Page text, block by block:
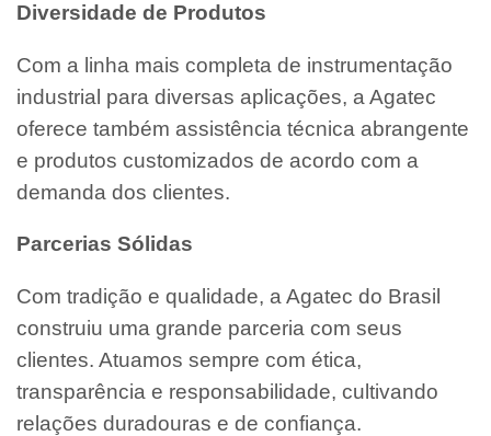
Diversidade de Produtos
Com a linha mais completa de instrumentação
industrial para diversas aplicações, a Agatec
oferece também assistência técnica abrangente
e produtos customizados de acordo com a
demanda dos clientes.
Parcerias Sólidas
Com tradição e qualidade, a Agatec do Brasil
construiu uma grande parceria com seus
clientes. Atuamos sempre com ética,
transparência e responsabilidade, cultivando
relações duradouras e de confiança.